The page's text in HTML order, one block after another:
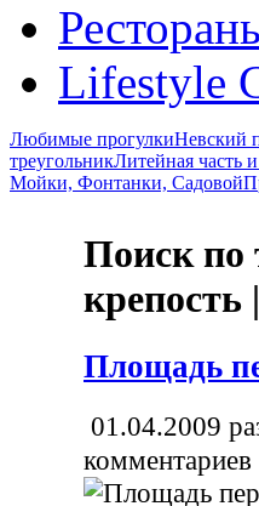
Lifestyle
Любимые прогулкиНевский
треугольникЛитейная часть
Мойки, Фонтанки, Садовой
Поиск по
крепость
Площадь
01.04.2009
комментариев